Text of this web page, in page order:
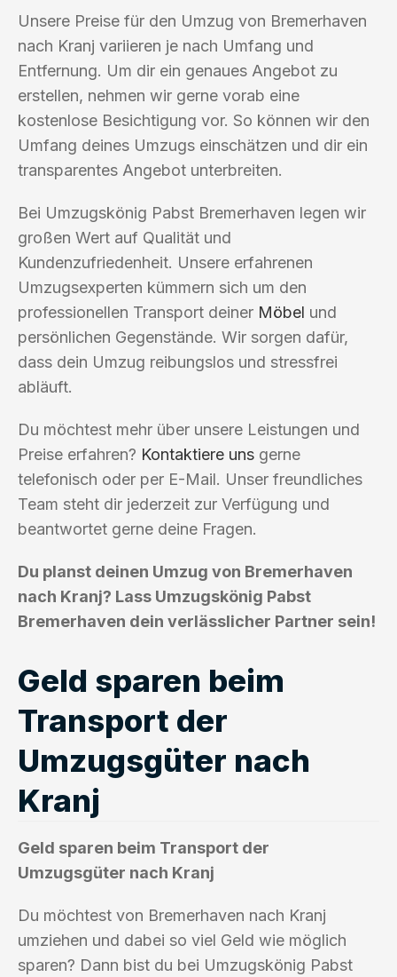
Unsere Preise für den Umzug von Bremerhaven
nach Kranj variieren je nach Umfang und
Entfernung. Um dir ein genaues Angebot zu
erstellen, nehmen wir gerne vorab eine
kostenlose Besichtigung vor. So können wir den
Umfang deines Umzugs einschätzen und dir ein
transparentes Angebot unterbreiten.
Bei Umzugskönig Pabst Bremerhaven legen wir
großen Wert auf Qualität und
Kundenzufriedenheit. Unsere erfahrenen
Umzugsexperten kümmern sich um den
professionellen Transport deiner Möbel und
persönlichen Gegenstände. Wir sorgen dafür,
dass dein Umzug reibungslos und stressfrei
abläuft.
Du möchtest mehr über unsere Leistungen und
Preise erfahren? Kontaktiere uns gerne
telefonisch oder per E-Mail. Unser freundliches
Team steht dir jederzeit zur Verfügung und
beantwortet gerne deine Fragen.
Du planst deinen Umzug von Bremerhaven
nach Kranj? Lass Umzugskönig Pabst
Bremerhaven dein verlässlicher Partner sein!
Geld sparen beim
Transport der
Umzugsgüter nach
Kranj
Geld sparen beim Transport der
Umzugsgüter nach Kranj
Du möchtest von Bremerhaven nach Kranj
umziehen und dabei so viel Geld wie möglich
sparen? Dann bist du bei Umzugskönig Pabst